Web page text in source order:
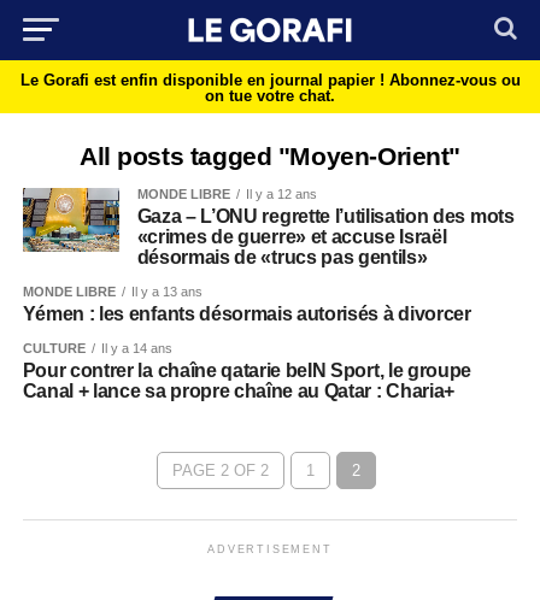
Le Gorafi est enfin disponible en journal papier ! Abonnez-vous ou
on tue votre chat.
All posts tagged "Moyen-Orient"
MONDE LIBRE Il y a 12 ans
Gaza – L’ONU regrette l’utilisation des mots
«crimes de guerre» et accuse Israël
désormais de «trucs pas gentils»
MONDE LIBRE Il y a 13 ans
Yémen : les enfants désormais autorisés à divorcer
CULTURE Il y a 14 ans
Pour contrer la chaîne qatarie beIN Sport, le groupe
Canal + lance sa propre chaîne au Qatar : Charia+
PAGE 2 OF 2 1 2
ADVERTISEMENT